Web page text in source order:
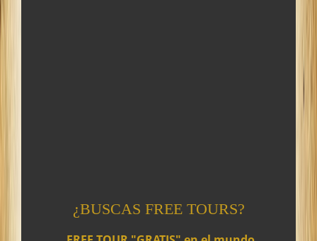
¿BUSCAS FREE TOURS?